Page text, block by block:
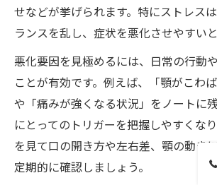
せなどが挙げられます。特にストレス
ランスを乱し、症状を悪化させやすい
悪化要因を見極めるには、日常の行動
ことが有効です。例えば、「顎がこわば
や「痛みが強くなる状況」をノートに
にとってのトリガーを把握しやすくなり
を見て口の開き方や左右差、顎の動き
定期的に確認しましょう。